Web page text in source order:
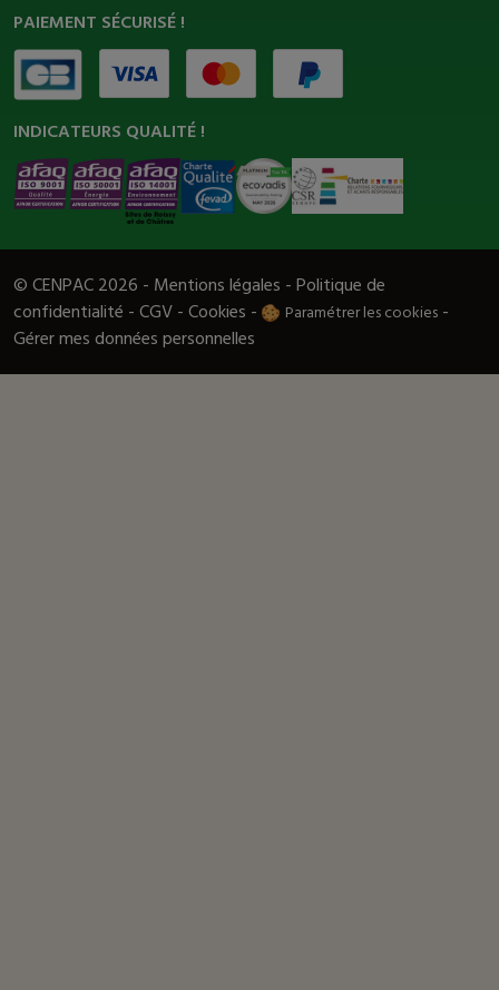
PAIEMENT SÉCURISÉ !
INDICATEURS QUALITÉ !
© CENPAC 2026 - Mentions légales -Politique de
confidentialité -CGV-Cookies - Paramétrer les cookies -
Gérer mes données personnelles